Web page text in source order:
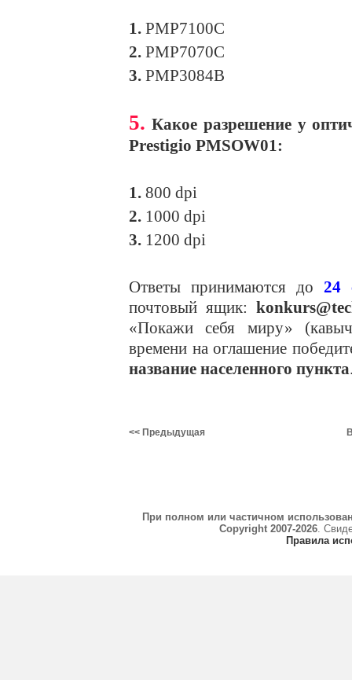
1. PMP7100C
2. PMP7070C
3. PMP3084B
5. Какое разрешение у
Prestigio PMSOW01:
1. 800 dpi
2. 1000 dpi
3. 1200 dpi
Ответы принимаются до 24
почтовый ящик:
«Покажи себя миру»
времени на оглашение
название населенного пункта
<< Предыдущая
При полном или частичном
Copyright 2007-2026.
Правила